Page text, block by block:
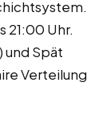
21:00 Uhr.
und Spät
Verteilung